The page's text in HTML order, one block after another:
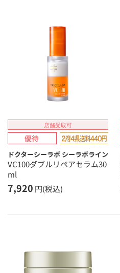
店舗受取可
ドクターシーラボ シーラボライン
VC100ダブルリペアセラム30
ml
7,920 円(税込)